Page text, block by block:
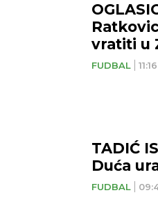
FUDBAL 11:16
vratiti u
FUDBAL
TADIĆ
Duća